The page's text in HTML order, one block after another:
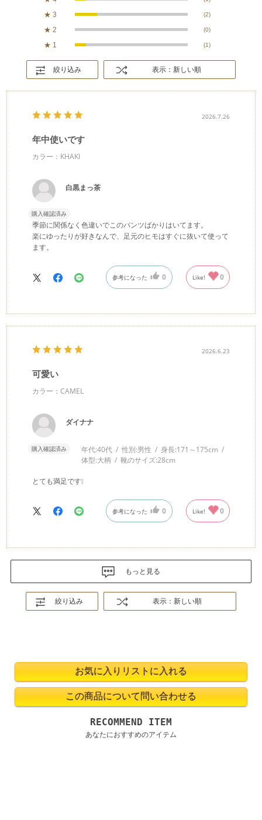
★ 3 (2)
★ 2 (0)
★ 1 (1)
絞り込み 表示：新しい順
2026.7.26
年中使いです
カラー：KHAKI
白黒まっ茶
購入確認済み
季節に関係なく色違いでこのパンツばかりはいてます。
楽にゆったりが好きなんで、足元のヒモはすぐに抜いて使って
ます。
参考になった 0 Like! 0
2026.6.23
可愛い
カラー：CAMEL
ダイナナ
購入確認済み 年代:40代 性別:男性 身長:171～175cm
体型:大柄 靴のサイズ:28cm
とても満足です❕
参考になった 0 Like! 0
もっと見る
絞り込み 表示：新しい順
RECOMMEND ITEM
あなたにおすすめのアイテム